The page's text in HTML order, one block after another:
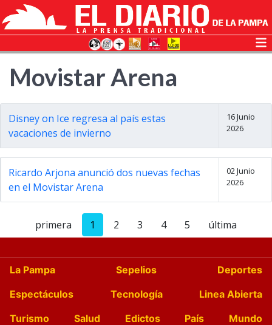
Movistar Arena
Disney on Ice regresa al país estas
vacaciones de invierno
16 Junio
2026
Ricardo Arjona anunció dos nuevas fechas
en el Movistar Arena
02 Junio
2026
primera 1 2 3 4 5 última
La Pampa Sepelios
Deportes
Espectáculos
Tecnología
Linea Abierta
Turismo
Salud Edictos País
Mundo